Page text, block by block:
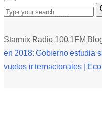
Starmix Radio 100.1FM
en 2018: Gobierno estudia
vuelos internacionales |